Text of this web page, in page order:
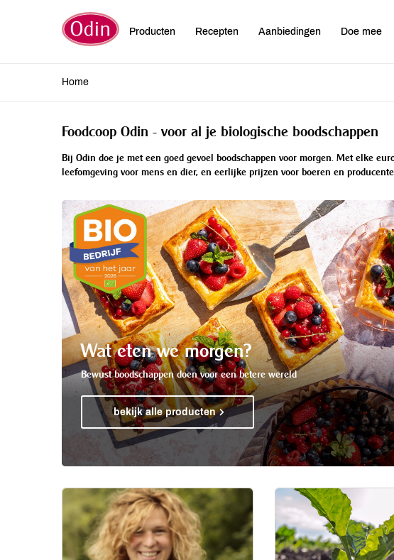
Producten Recepten Aanbiedingen Doe mee
Home
Foodcoop Odin - voor al je biologische boodschappen
Bij Odin doe je met een goed gevoel boodschappen voor morgen. Met elke
leefomgeving voor mens en dier, en eerlijke prijzen voor boeren en
Wat eten we morgen?
Bewust boodschappen doen voor een betere wereld
bekijk alle producten